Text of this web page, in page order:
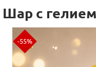
Шар с
-55%